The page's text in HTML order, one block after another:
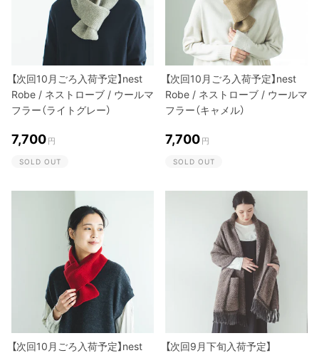
【次回10月ごろ入荷予定】nest
Robe / ネストローブ / ウールマ
フラー（ライトグレー）
7,700 円
SOLD OUT
【次回10月ごろ入荷予定】nest
Robe / ネストローブ / ウールマ
フラー（キャメル）
7,700 円
SOLD OUT
【次回10月ごろ入荷予定】nest
【次回9月下旬入荷予定】